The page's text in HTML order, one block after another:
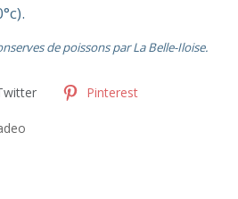
de poissons par La Belle-Iloise.
Pinterest